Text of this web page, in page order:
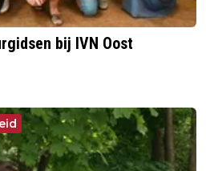
bij IVN Oost